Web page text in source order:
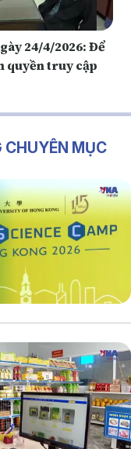
24/4/2026: Để
quyền truy cập
CHUYÊN MỤC